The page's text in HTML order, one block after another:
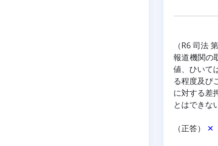
（R6 司法
報道機関の
値、ひいて
る程度及び
に対する差
とはできな
（正答） ✕